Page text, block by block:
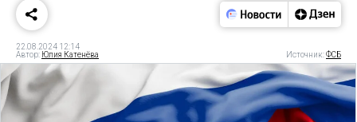
22.08.2024 12:14
Автор: Юлия Катенёва Источник:ФСБ